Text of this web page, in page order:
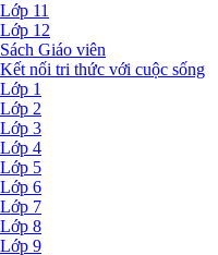
Lớp 11
Lớp 12
Sách Giáo viên
Kết nối tri thức với cuộc sống
Lớp 1
Lớp 2
Lớp 3
Lớp 4
Lớp 5
Lớp 6
Lớp 7
Lớp 8
Lớp 9